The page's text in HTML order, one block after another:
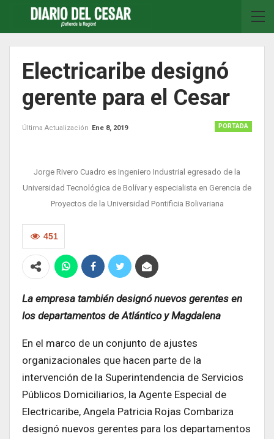
Electricaribe designó
gerente para el Cesar
PORTADA
Última Actualización Ene 8, 2019
Jorge Rivero Cuadro es Ingeniero Industrial egresado de la
Universidad Tecnológica de Bolívar y especialista en Gerencia de
Proyectos de la Universidad Pontificia Bolivariana
451
La empresa también designó nuevos gerentes en
los departamentos de Atlántico y Magdalena
En el marco de un conjunto de ajustes
organizacionales que hacen parte de la
intervención de la Superintendencia de Servicios
Públicos Domiciliarios, la Agente Especial de
Electricaribe, Angela Patricia Rojas Combariza
designó nuevos gerentes para los departamentos